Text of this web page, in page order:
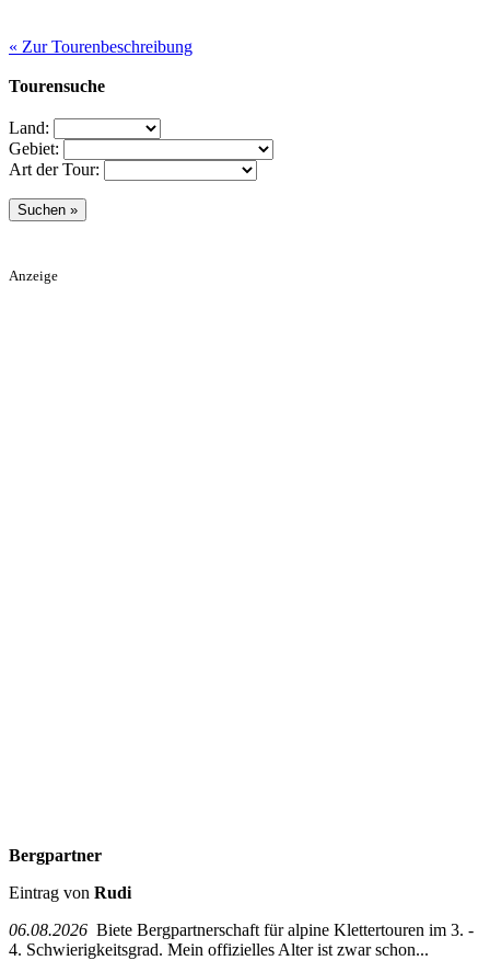
« Zur Tourenbeschreibung
Tourensuche
Land:
Gebiet:
Art der Tour:
Anzeige
Bergpartner
Eintrag von Rudi
06.08.2026 Biete Bergpartnerschaft für alpine Klettertouren im 3. -
4. Schwierigkeitsgrad. Mein offizielles Alter ist zwar schon...